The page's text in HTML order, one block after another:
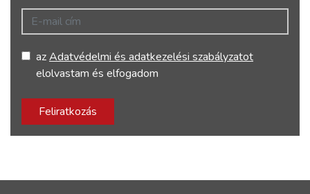
E-mail cím
azAdatvédelmi és adatkezelési szabályzatot
elolvastam és elfogadom
Feliratkozás